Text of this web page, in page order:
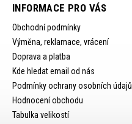
INFORMACE PRO VÁS
Obchodní podmínky
Výměna, reklamace, vrácení
Doprava a platba
Kde hledat email od nás
Podmínky ochrany osobních údajů
Hodnocení obchodu
Tabulka velikostí